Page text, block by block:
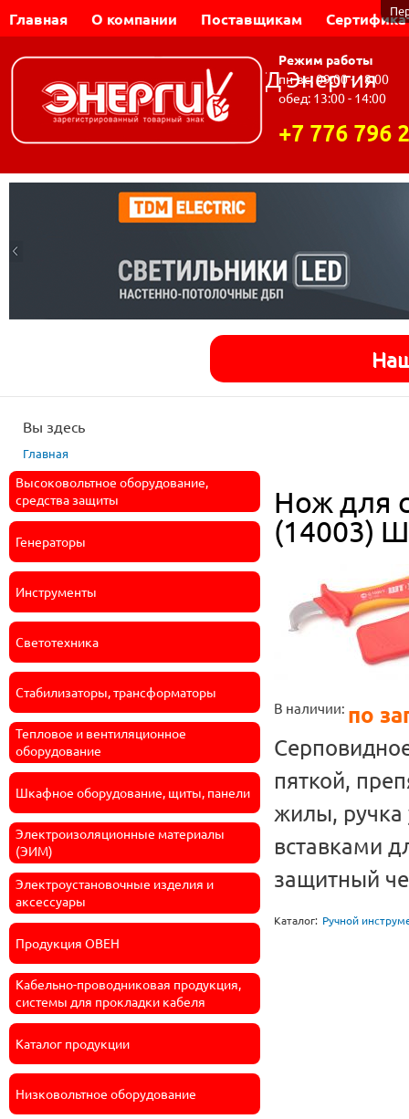
Главная О компании Поставщикам
Режим работы
пн-вс: 09:00 - 18:00
обед: 13:00 - 14:00
+7 776 796
Динар-Электромаш | ТД Энергия
Вы здесь
Главная
Высоковольтное оборудование,
средства защиты
Генераторы
Инструменты
Светотехника
Стабилизаторы, трансформаторы
Тепловое и вентиляционное
оборудование
Шкафное оборудование, щиты, панели
Электроизоляционные материалы
(ЭИМ)
Электроустановочные изделия и
аксессуары
Продукция ОВЕН
Кабельно-проводниковая продукция,
системы для прокладки кабеля
Каталог продукции
Низковольтное оборудование
Нож для
(14003)
В наличии: по
пяткой,
жилы, ручка
вставками
защитный
Каталог: Ручной